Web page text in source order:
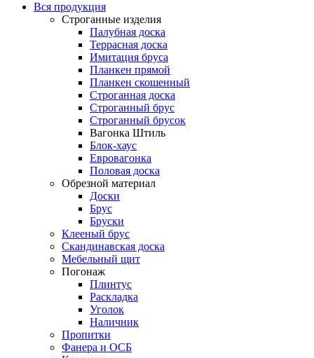
Вся продукция
Строганные изделия
Палубная доска
Террасная доска
Имитация бруса
Планкен прямой
Планкен скошенный
Строганная доска
Строганный брус
Строганный брусок
Вагонка Штиль
Блок-хаус
Евровагонка
Половая доска
Обрезной материал
Доски
Брус
Бруски
Клееный брус
Скандинавская доска
Мебельный щит
Погонаж
Плинтус
Раскладка
Уголок
Наличник
Пропитки
Фанера и ОСБ